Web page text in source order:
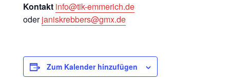
Kontakt info@tik-emmerich.de
oderjaniskrebbers@gmx.de
Zum Kalender hinzufügen